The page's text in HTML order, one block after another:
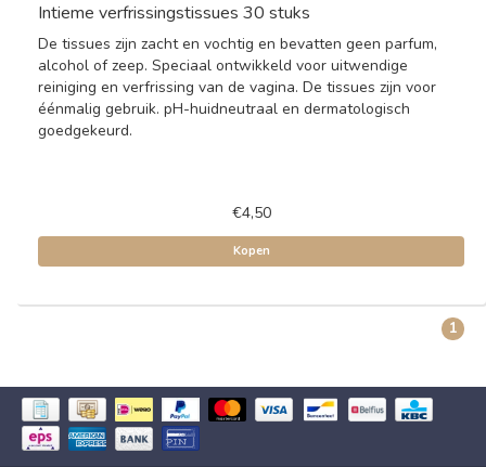
Intieme verfrissingstissues 30 stuks
De tissues zijn zacht en vochtig en bevatten geen parfum,
alcohol of zeep. Speciaal ontwikkeld voor uitwendige
reiniging en verfrissing van de vagina. De tissues zijn voor
éénmalig gebruik. pH-huidneutraal en dermatologisch
goedgekeurd.
€4,50
Kopen
1